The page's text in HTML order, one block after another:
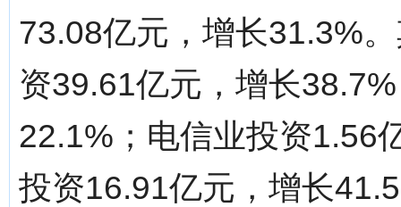
73.08亿元，增长31.3%
资39.61亿元，增长
22.1%；电信业投资1.56
投资16.91亿元，增长